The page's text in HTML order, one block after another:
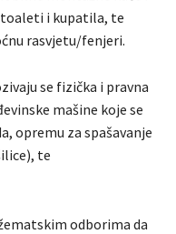
i kupatila, te
rasvjetu/fenjeri.
se fizička i pravna
mašine koje se
opremu za spašavanje
te
odborima da